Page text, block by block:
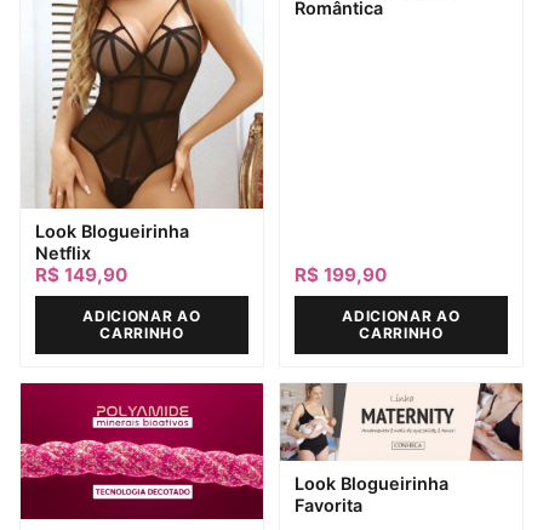
Look Blogueirinha
Netflix
R$ 149,90
ADICIONAR AO
CARRINHO
Romântica
R$ 199,90
ADICIONAR AO
CARRINHO
Look Blogueirinha
Favorita